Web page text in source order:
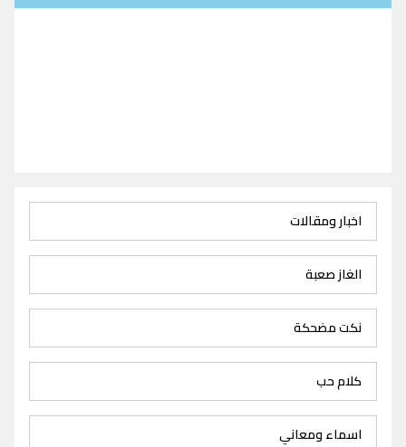
اخبار ومقالات
الغاز صعبة
نكت مضحكة
كلام حب
اسماء ومعاني